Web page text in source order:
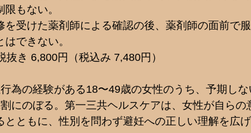
もない。
を受けた薬剤師による確認の後、薬剤師の面前で
できない。
き 6,800円（税込み 7,480円）
為の経験がある18〜49歳の女性のうち、予期し
にのぼる。第一三共ヘルスケアは、女性が自らの
ともに、性別を問わず避妊への正しい理解を広